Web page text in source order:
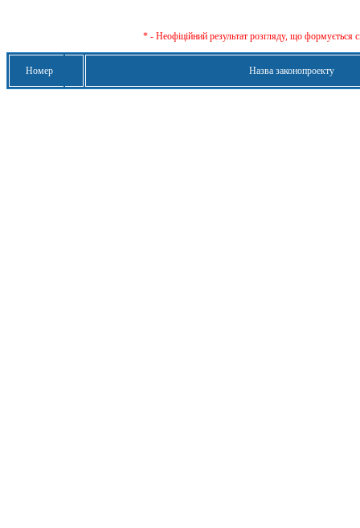
* - Неофіційний результат розгляду, що формується
Номер Назва законопроекту